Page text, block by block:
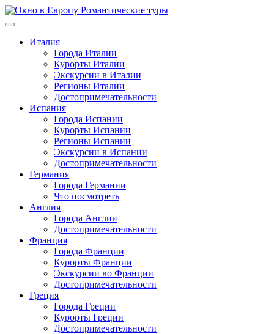
Перейти
к
Италия
Города Италии
Курорты Италии
Экскурсии в Италии
Регионы Италии
Достопримечательности
Испания
Города Испании
Курорты Испании
Регионы Испании
Экскурсии в Испании
Достопримечательности
Германия
Города Германии
Что посмотреть
Англия
Города Англии
Достопримечательности
Франция
Города Франции
Курорты Франции
Экскурсии во Франции
Достопримечательности
Греция
Города Греции
Курорты Греции
Достопримечательности